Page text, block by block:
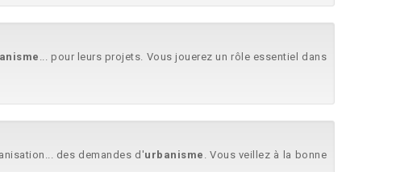
... pour leurs projets. Vous jouerez un rôle essentiel dans
des demandes d'urbanisme . Vous veillez à la bonne